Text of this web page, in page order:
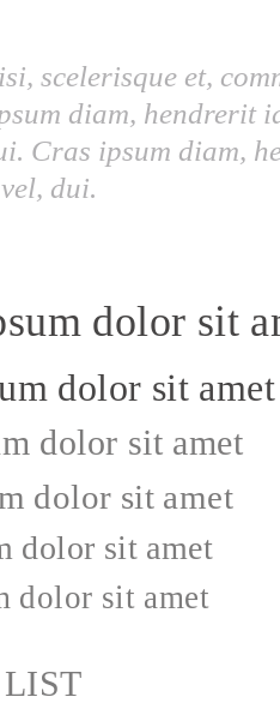
scelerisque et,
diam, hendrerit
Cras ipsum diam,
dui.
dolor sit
dolor sit amet
dolor sit amet
dolor sit amet
dolor sit amet
dolor sit amet